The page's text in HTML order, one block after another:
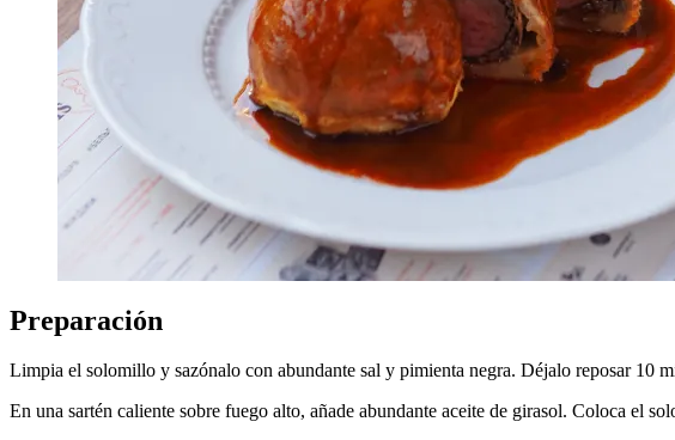
Preparación
Limpia el solomillo y sazónalo con abundante sal y pimienta negra. Déjalo reposar 10
En una sartén caliente sobre fuego alto, añade abundante aceite de girasol. Coloca el